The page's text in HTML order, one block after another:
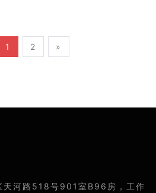
1 2 »
天河路518号901室B96房，工作